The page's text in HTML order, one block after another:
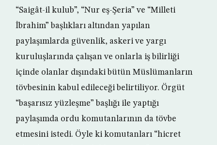
“Saigât-il kulub”, “Nur eş-Şeria” ve “Milleti
İbrahim” başlıkları altından yapılan
paylaşımlarda güvenlik, askeri ve yargı
kuruluşlarında çalışan ve onlarla iş bilirliği
içinde olanlar dışındaki bütün Müslümanların
tövbesinin kabul edileceği belirtiliyor. Örgüt
“başarısız yüzleşme” başlığı ile yaptığı
paylaşımda ordu komutanlarının da tövbe
etmesini istedi. Öyle ki komutanları “hicret